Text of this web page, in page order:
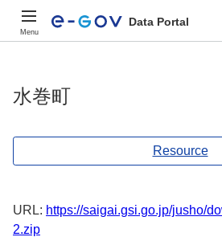
Menu
Data Portal
水巻町
Resource
URL: https://saigai.gsi.go.jp/jusho/
2.zip